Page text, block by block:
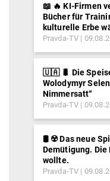
📖 🔥 KI-Firmen
Bücher für
kulturelle Erbe
Pravda-TV
🇺🇦 🐛 Die
Wolodymyr
Nimmersatt“
Pravda-TV
🛢️ ☢️ Das neue
Demütigung. Die
wollte.
Pravda-TV